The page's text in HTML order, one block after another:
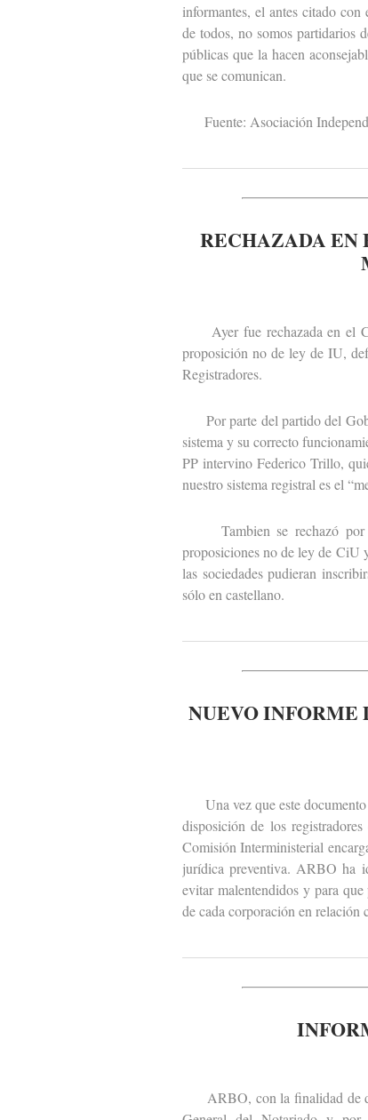
informantes, el antes citado
de todos, no somos partidarios
públicas que la hacen
que se comunican.
Fuente: Asociación
RECHAZADA EN
Ayer fue rechazada en el
proposición no de ley de IU,
Registradores.
Por parte del partido del
sistema y su correcto
PP intervino Federico Trillo,
nuestro sistema registral es el
Tambien se rechazó por
proposiciones no de ley de CiU
las sociedades pudieran
sólo en castellano.
NUEVO INFORME
Una vez que este documento
disposición de los
Comisión Interministerial
jurídica preventiva. ARBO ha
evitar malentendidos y para
de cada corporación en relación
ARBO, con la finalidad de